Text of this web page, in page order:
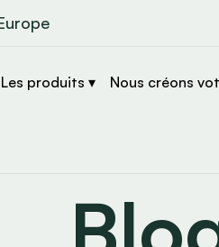
Les produits ▾ Nous créons